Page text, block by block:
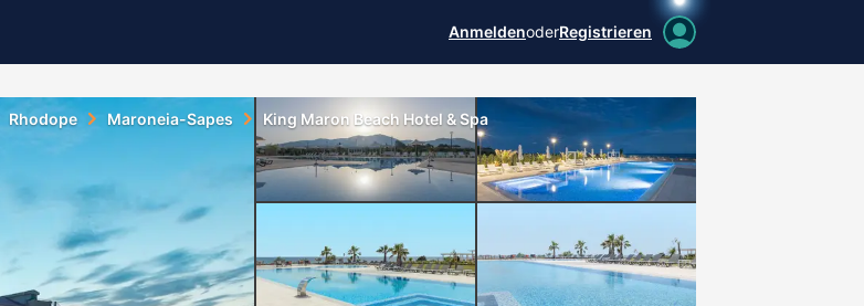
AnmeldenoderRegistrieren
Rhodope Maroneia-Sapes King Maron Beach Hotel & Spa